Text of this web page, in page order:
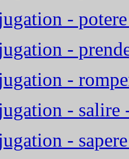
-
-
-
- salire
-